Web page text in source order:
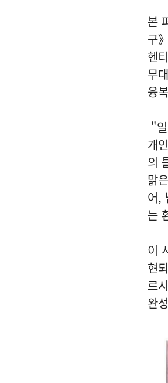
본
구
헨
무
융
"
개
의
맑
어,
는
이
현
르
완